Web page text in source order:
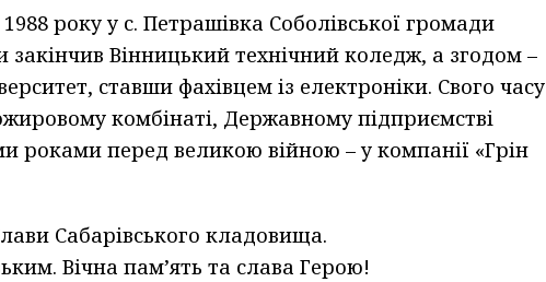
року у с. Петрашівка Соболівської громади
Вінницький технічний коледж, а згодом –
ставши фахівцем із електроніки. Свого часу
комбінаті, Державному підприємстві
роками перед великою війною – у компанії «Грін
Сабарівського кладовища.
Вічна пам’ять та слава Герою!